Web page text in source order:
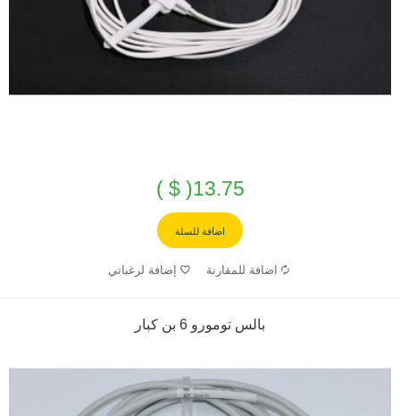
13.75( $ )
اضافة للسلة
اضافة للمقارنة إضافة لرغباتي
بالس تومورو 6 بن كبار